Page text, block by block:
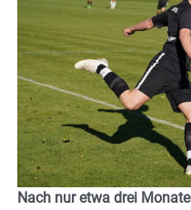
Nach nur etwa drei